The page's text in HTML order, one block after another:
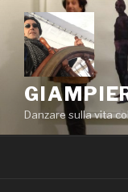
Salta
contenuto
Danzare sulla vita